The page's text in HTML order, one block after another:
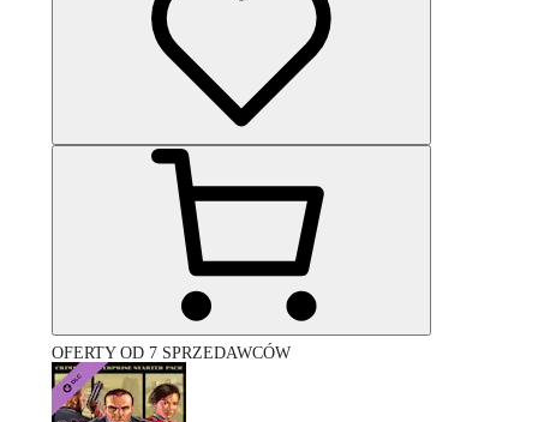
OFERTY OD 7 SPRZEDAWCÓW